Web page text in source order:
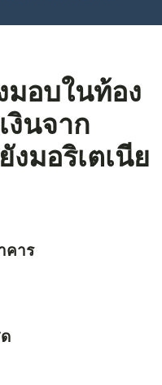
มอบในท้อง
งินจาก
งมอริเตเนีย
คาร